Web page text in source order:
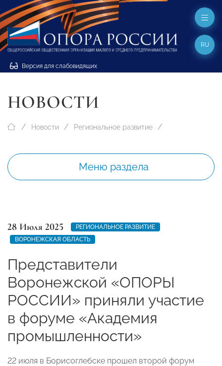
Версия для слабовидящих
RU
НОВОСТИ
Новости Региональное развитие
Меню раздела
28 Июля 2025
РЕГИОНАЛЬНОЕ РАЗВИТИЕ
ВОРОНЕЖСКАЯ ОБЛАСТЬ
Представители
Воронежской «ОПОРЫ
РОССИИ» приняли участие
в форуме «Академия
промышленности»
22 июля в Борисоглебске прошел второй форум